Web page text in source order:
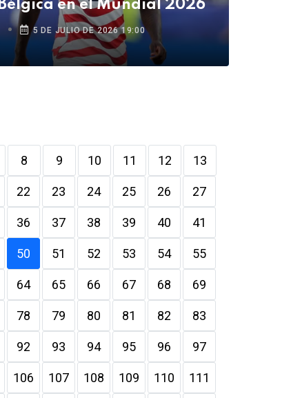
Bélgica en el Mundial 2026
5 DE JULIO DE 2026 19:00
8 9 10 11 12 13
22 23 24 25 26 27
36 37 38 39 40 41
50 51 52 53 54 55
64 65 66 67 68 69
78 79 80 81 82 83
92 93 94 95 96 97
106 107 108 109 110 111